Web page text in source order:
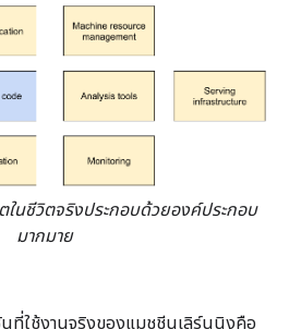
ในชีวิตจริงประกอบด้วยองค์ประกอบ
มากมาย
นที่ใช้งานจริงของแมชชีนเลิร์นนิงคือ